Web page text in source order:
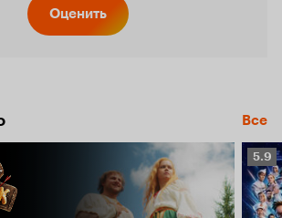
Оценить
Все
5.9
5.9